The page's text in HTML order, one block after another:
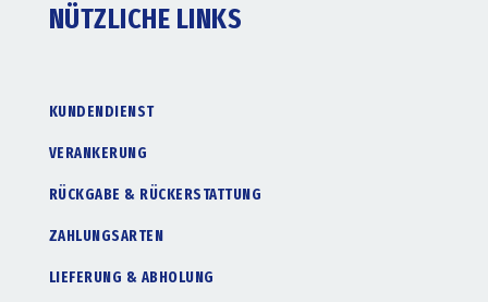
NÜTZLICHE LINKS
KUNDENDIENST
VERANKERUNG
RÜCKGABE & RÜCKERSTATTUNG
ZAHLUNGSARTEN
LIEFERUNG & ABHOLUNG